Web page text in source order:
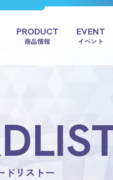
PRODUCT
商品情報
EVENT
イベント
ドリストー